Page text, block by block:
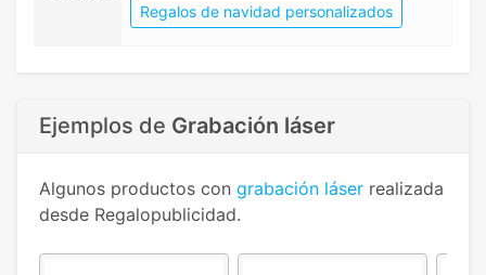
Regalos de navidad personalizados
Ejemplos de Grabación láser
Algunos productos con grabación láser realizada
desde Regalopublicidad.